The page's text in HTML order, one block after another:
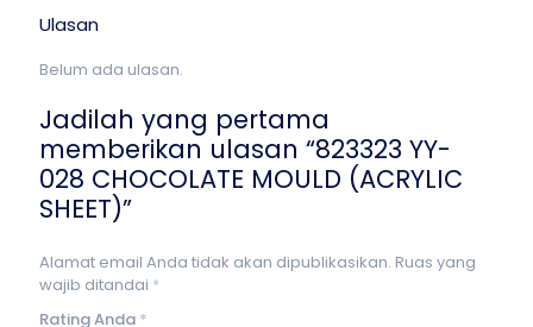
Ulasan
Belum ada ulasan.
Jadilah yang pertama
memberikan ulasan “823323 YY-
028 CHOCOLATE MOULD (ACRYLIC
SHEET)”
Alamat email Anda tidak akan dipublikasikan. Ruas yang
wajib ditandai *
Rating Anda *